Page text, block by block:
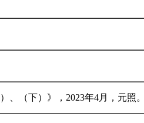
、（下）》，2023年4月，元照。